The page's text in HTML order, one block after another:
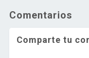
Comentarios
Comparte tu